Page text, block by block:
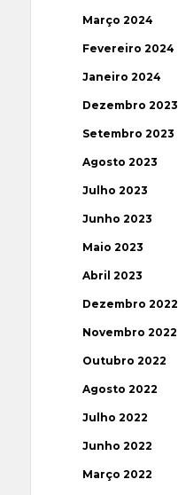
Março 2024
Fevereiro 2024
Janeiro 2024
Dezembro 2023
Setembro 2023
Agosto 2023
Julho 2023
Junho 2023
Maio 2023
Abril 2023
Dezembro 2022
Novembro 2022
Outubro 2022
Agosto 2022
Julho 2022
Junho 2022
Março 2022